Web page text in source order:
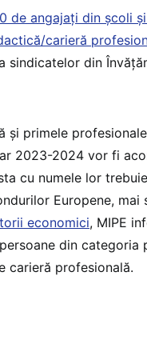
de angajați din școli
carieră
sindicatelor din
și primele
2023-2024 vor fi
cu numele lor
Europene, mai
economici, MIPE
din categoria
carieră profesională.